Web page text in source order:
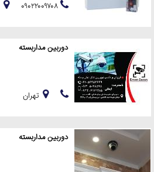
دوربین مداربسته
تهران
دوربین مداربسته